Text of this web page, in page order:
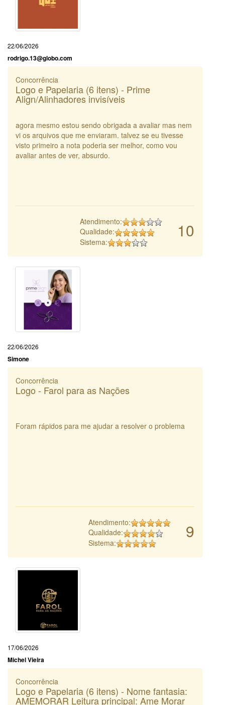
22/06/2026
rodrigo.13@globo.com
Concorrência
Logo e Papelaria (6 itens) - Prime
Align/Alinhadores invisíveis
agora mesmo estou sendo obrigada a avaliar mas nem
vi os arquivos que me enviaram. talvez se eu tivesse
visto primeiro a nota poderia ser melhor, como vou
avaliar antes de ver, absurdo.
10
Atendimento:
Qualidade:
Sistema:
22/06/2026
Simone
Concorrência
Logo - Farol para as Nações
Foram rápidos para me ajudar a resolver o problema
9
Atendimento:
Qualidade:
Sistema:
17/06/2026
Michel Vieira
Concorrência
Logo e Papelaria (6 itens) - Nome fantasia:
AMEMORAR Leitura principal: Ame Morar